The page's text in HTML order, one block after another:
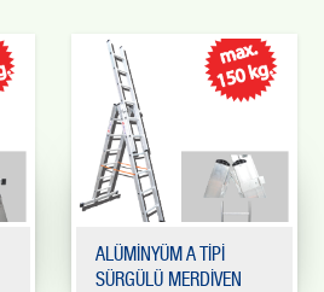
ALÜMİNYÜM A TİPİ
SÜRGÜLÜ MERDİVEN